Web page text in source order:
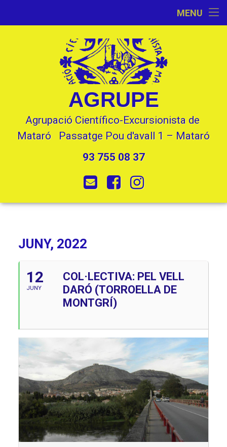
MENU
AGRUPE
Agrupació Científico-Excursionista de
Mataró   Passatge Pou d'avall 1 – Mataró
93 755 08 37
E-mailFacebookInstagram
JUNY, 2022
12
JUNY
COL·LECTIVA: PEL VELL
DARÓ (TORROELLA DE
MONTGRÍ)